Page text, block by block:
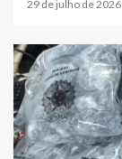
29 de julho de 2026